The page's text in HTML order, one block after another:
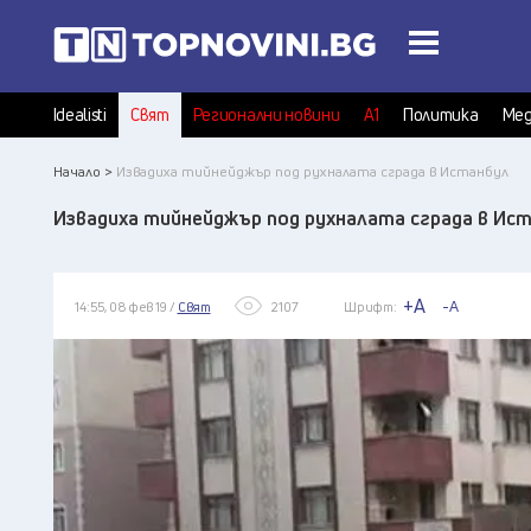
Idealisti Свят Регионални новини А1 Политика
Начало > Извадиха тийнейджър под рухналата сграда в Истанбул
Извадиха тийнейджър под рухналата сграда в
14:55, 08 фев 19 / Свят 2107 Шрифт: +A -A